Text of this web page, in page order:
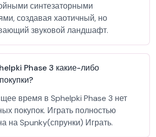
синтезаторными
создавая хаотичный, но
звуковой ландшафт.
Phase 3 какие-либо
время в Sphelpki Phase 3 нет
покупок. Играть полностью
на Spunky(спрунки) Играть.